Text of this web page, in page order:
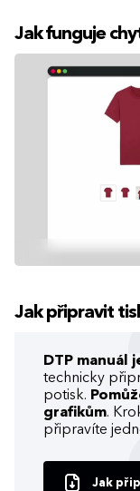
Jak funguje
Jak připravit
DTP manuál
technicky
potisk.
grafikům.
připravíte
Jak